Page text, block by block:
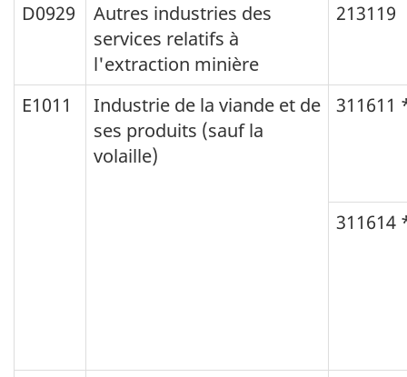
D0929
Autres industries des
services relatifs à
l'extraction minière
213119
E1011
Industrie de la viande et de
ses produits (sauf la
volaille)
311611
311614